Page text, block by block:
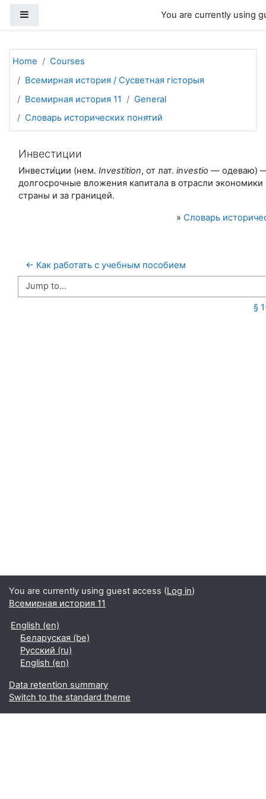
You are currently using
Home
Courses
Всемирная история / Сусветная гісторыя
Всемирная история 11
General
Словарь исторических понятий
Инвестиции
Инвести́ции (нем. Investition, от лат. investio — ​одеваю)
долгосрочные вложения капитала в отрасли экономики
страны и за границей.
» Словарь
← Как работать с учебным пособием
Jump to...
§
You are currently using guest access (Log in)
Всемирная история 11
English ‎(en)‎
Беларуская ‎(be)‎
Русский ‎(ru)‎
English ‎(en)‎
Data retention summary
Switch to the standard theme